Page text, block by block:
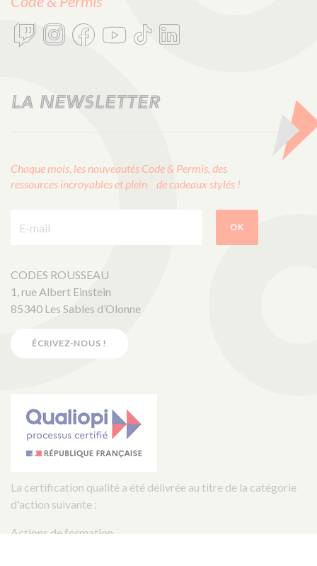
LA NEWSLETTER
Chaque mois, les nouveautés Code & Permis, des
ressources incroyables et plein de cadeaux stylés !
OK
CODES ROUSSEAU
1, rue Albert Einstein
85340 Les Sables d’Olonne
ÉCRIVEZ-NOUS !
La certification qualité a été délivrée au titre de la catégorie
d'action suivante :
Actions de formation